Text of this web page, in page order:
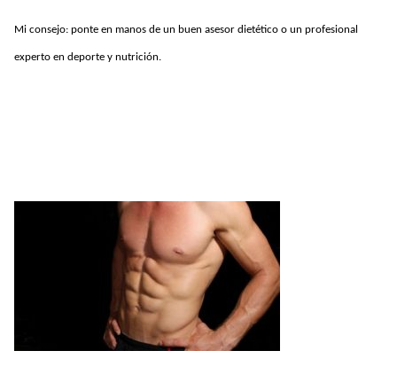
Mi consejo: ponte en manos de un buen asesor dietético o un profesional
experto en deporte y nutrición.